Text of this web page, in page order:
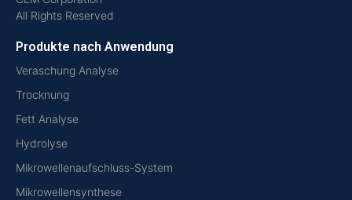
All Rights Reserved
Produkte nach Anwendung
Veraschung Analyse
Trocknung
Fett Analyse
Hydrolyse
Mikrowellenaufschluss-System
Mikrowellensynthese